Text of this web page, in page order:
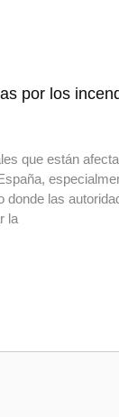
por los
que están
donde las
la